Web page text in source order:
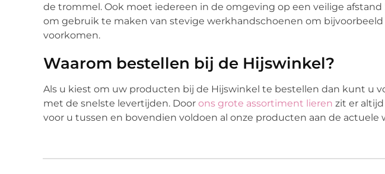
de trommel. Ook moet iedereen in de omgeving op een veilige
om gebruik te maken van stevige werkhandschoenen om
voorkomen.
Waarom bestellen bij de Hijswinkel?
Als u kiest om uw producten bij de Hijswinkel te bestellen dan kunt u
met de snelste levertijden. Door ons grote assortiment lieren zit er
voor u tussen en bovendien voldoen al onze producten aan de actuele